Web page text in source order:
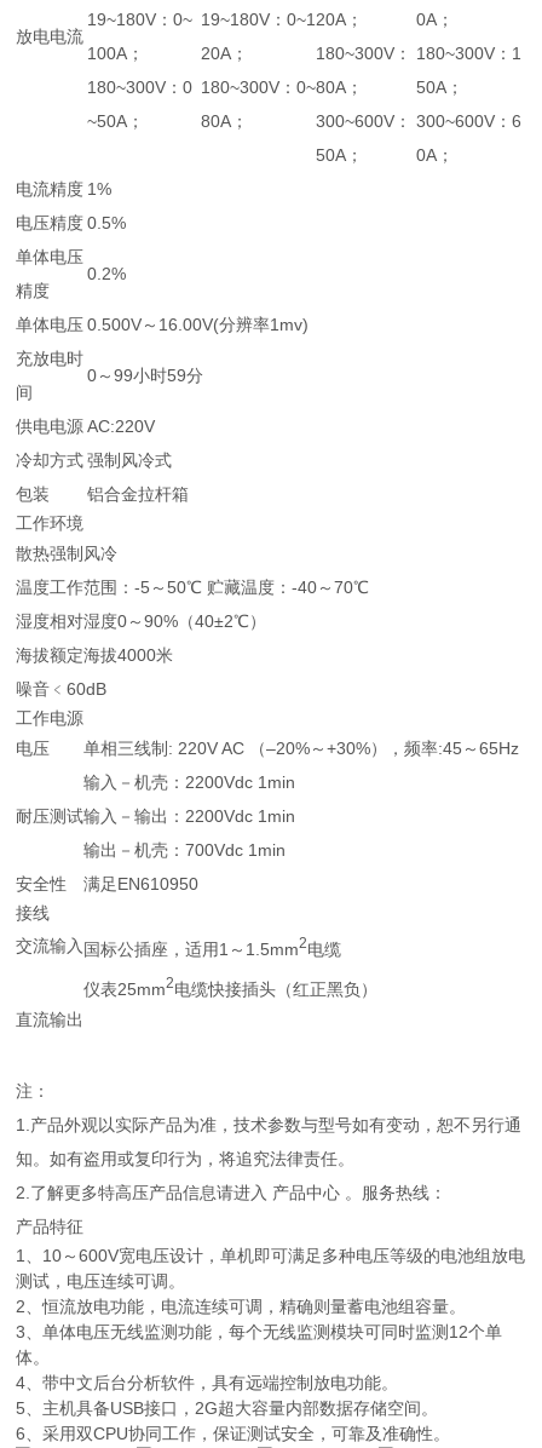
放电电流
19~180V：0~
100A；
180~300V：0
~50A；
19~180V：0~1
20A；
180~300V：0~
80A；
20A；
180~300V：
80A；
300~600V：
50A；
0A；
180~300V：1
50A；
300~600V：6
0A；
电流精度 1%
电压精度 0.5%
单体电压
精度
0.2%
单体电压 0.500V～16.00V(分辨率1mv)
充放电时
间
0～99小时59分
供电电源 AC:220V
冷却方式 强制风冷式
包装
铝合金拉杆箱
工作环境
散热强制风冷
温度工作范围：-5～50℃ 贮藏温度：-40～70℃
湿度相对湿度0～90%（40±2℃）
海拔额定海拔4000米
噪音 ﹤60dB
工作电源
电压
单相三线制: 220V AC （–20%～+30%），频率:45～65Hz
耐压测试
输入－机壳：2200Vdc 1min
输入－输出：2200Vdc 1min
输出－机壳：700Vdc 1min
安全性
满足EN610950
接线
交流输入 国标公插座，适用1～1.5mm2电缆
直流输出
仪表25mm2电缆快接插头（红正黑负）
注：
1.产品外观以实际产品为准，技术参数与型号如有变动，恕不另行通
知。如有盗用或复印行为，将追究法律责任。
2.了解更多特高压产品信息请进入 产品中心 。服务热线：
产品特征
1、10～600V宽电压设计，单机即可满足多种电压等级的电池组放电
测试，电压连续可调。
2、恒流放电功能，电流连续可调，精确则量蓄电池组容量。
3、单体电压无线监测功能，每个无线监测模块可同时监测12个单
体。
4、带中文后台分析软件，具有远端控制放电功能。
5、主机具备USB接口，2G超大容量内部数据存储空间。
6、采用双CPU协同工作，保证测试安全，可靠及准确性。